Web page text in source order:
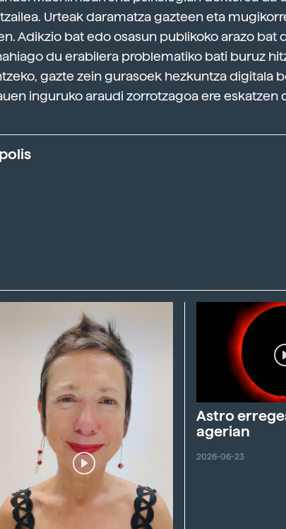
Urteak daramatza gazteen eta
Adikzio bat edo osasun publikoko arazo bat
du erabilera problematiko bati buruz
gazte zein gurasoek hezkuntza digitala
inguruko araudi zorrotzagoa ere eskatzen
Astro
agerian
2026-06-23